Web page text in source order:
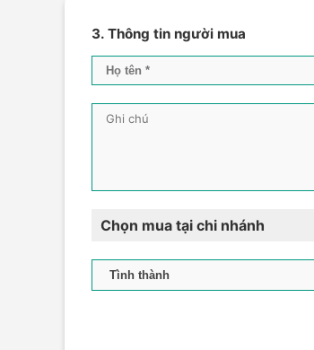
3. Thông tin người mua
Chọn mua tại chi nhánh